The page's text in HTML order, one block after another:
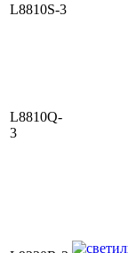
L8810S-3
L8810Q-
3